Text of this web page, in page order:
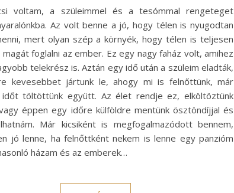
voltam, a szüleimmel és a tesómmal rengeteget
Az volt benne a jó, hogy télen is nyugodtan
mert olyan szép a környék, hogy télen is teljesen
foglalni az ember. Ez egy nagy faház volt, amihez
telekrész is. Aztán egy idő után a szüleim eladták,
kevesebbet jártunk le, ahogy mi is felnőttünk, már
időt töltöttünk együtt. Az élet rendje ez, elköltöztünk
éppen egy időre külföldre mentünk ösztöndíjjal és
Már kicsiként is megfogalmazódott bennem,
jó lenne, ha felnőttként nekem is lenne egy panzióm
házam és az emberek…